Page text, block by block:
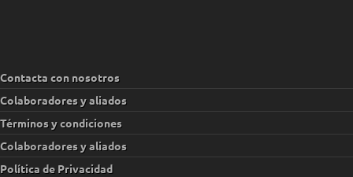
Contacta con nosotros
Colaboradores y aliados
Términos y condiciones
Colaboradores y aliados
Política de Privacidad